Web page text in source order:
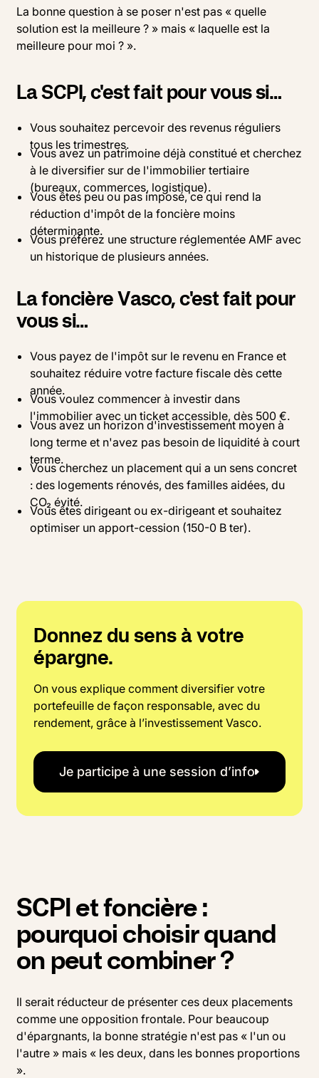
La bonne question à se poser n'est pas « quelle
solution est la meilleure ? » mais « laquelle est la
meilleure pour moi ? ».
La SCPI, c'est fait pour vous si…
Vous souhaitez percevoir des revenus réguliers
tous les trimestres.
Vous avez un patrimoine déjà constitué et cherchez
à le diversifier sur de l'immobilier tertiaire
(bureaux, commerces, logistique).
Vous êtes peu ou pas imposé, ce qui rend la
réduction d'impôt de la foncière moins
déterminante.
Vous préférez une structure réglementée AMF avec
un historique de plusieurs années.
La foncière Vasco, c'est fait pour
vous si…
Vous payez de l'impôt sur le revenu en France et
souhaitez réduire votre facture fiscale dès cette
année.
Vous voulez commencer à investir dans
l'immobilier avec un ticket accessible, dès 500 €.
Vous avez un horizon d'investissement moyen à
long terme et n'avez pas besoin de liquidité à court
terme.
Vous cherchez un placement qui a un sens concret
: des logements rénovés, des familles aidées, du
CO₂ évité.
Vous êtes dirigeant ou ex-dirigeant et souhaitez
optimiser un apport-cession (150-0 B ter).
Donnez du sens à votre
épargne.
On vous explique comment diversifier votre
portefeuille de façon responsable, avec du
rendement, grâce à l’investissement Vasco.
Je participe à une session d’info
SCPI et foncière :
pourquoi choisir quand
on peut combiner ?
Il serait réducteur de présenter ces deux placements
comme une opposition frontale. Pour beaucoup
d'épargnants, la bonne stratégie n'est pas « l'un ou
l'autre » mais « les deux, dans les bonnes proportions
».